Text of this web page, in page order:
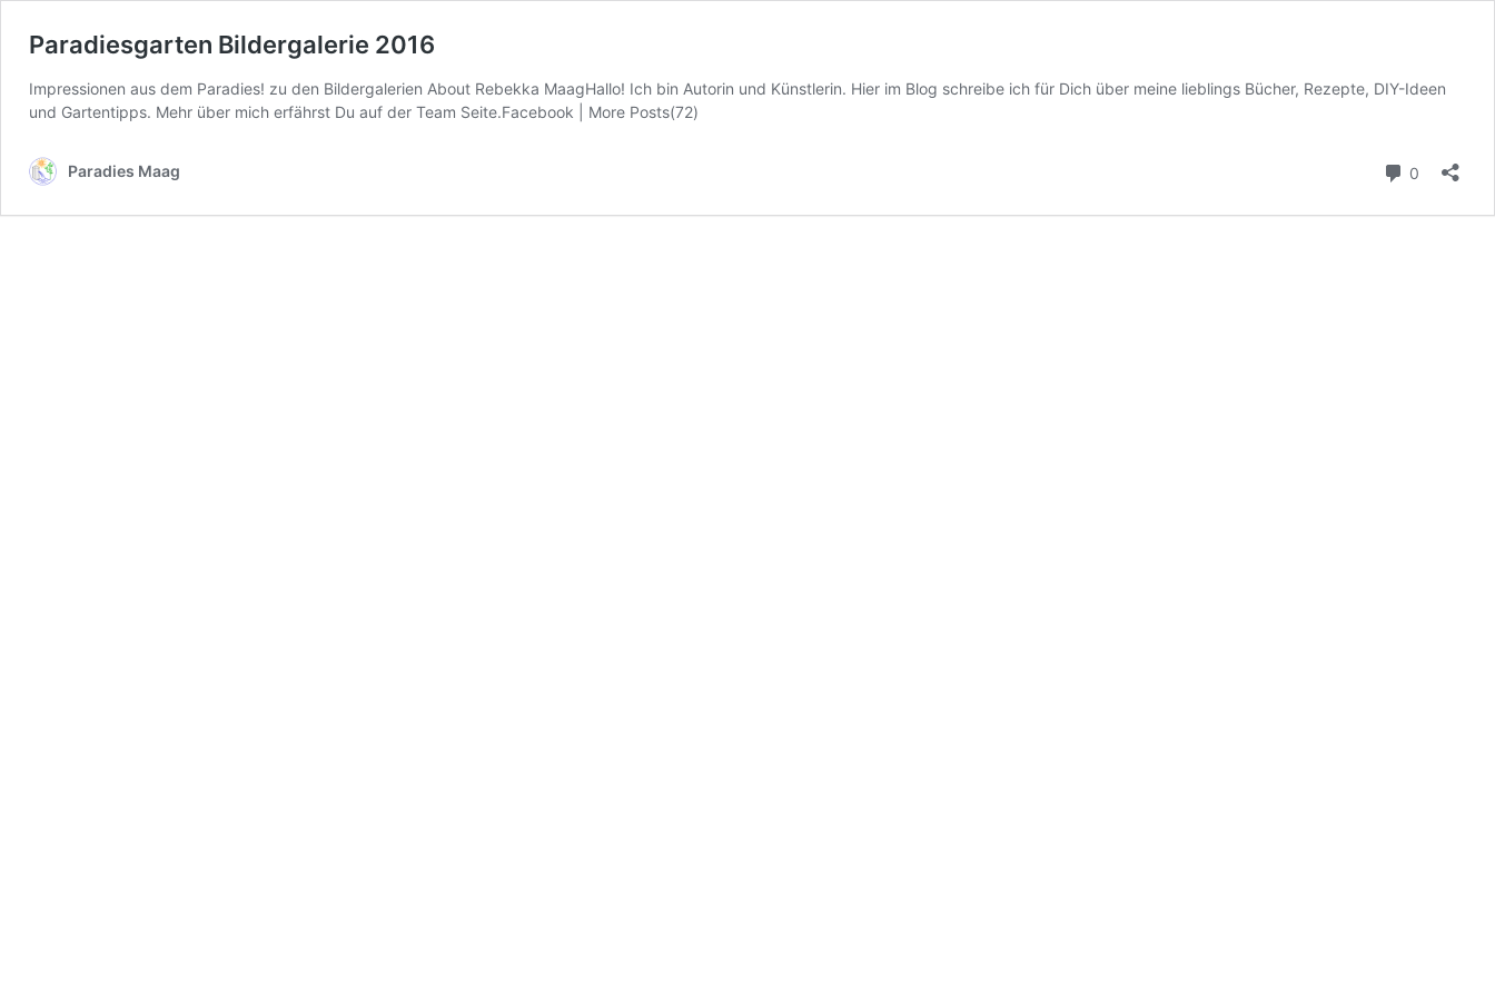
Paradiesgarten Bildergalerie 2016
Impressionen aus dem Paradies! zu den Bildergalerien About Rebekka MaagHallo! Ich bin Autorin und Künstlerin. Hier im Blog schreibe ich für Dich über meine lieblings Bücher, Rezepte, DIY-Ideen
und Gartentipps. Mehr über mich erfährst Du auf der Team Seite.Facebook | More Posts(72)
Paradies Maag 0